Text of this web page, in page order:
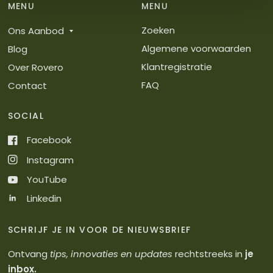
MENU
Ons Aanbod
Blog
Over Rovero
Contact
MENU
Zoeken
Algemene voorwaarden
Klantregistratie
FAQ
SOCIAL
Facebook
Instagram
YouTube
Linkedin
SCHRIJF JE IN VOOR DE NIEUWSBRIEF
Ontvang tips, innovaties en updates rechtstreeks in je
inbox.